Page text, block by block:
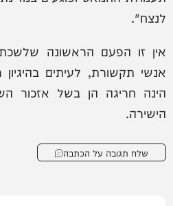
לנצח".
אין זו הפעם הראשונה
אנשי תקשורת, לעיתים
הינה חריגה הן בשל אזכור
הישירה.
שלח תגובה על הכתבה